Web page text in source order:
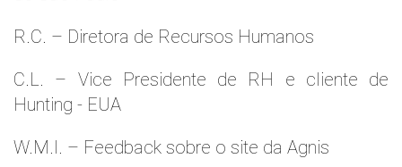
R.C. – Diretora de Recursos Humanos
C.L. – Vice Presidente de RH e cliente de
Hunting - EUA
W.M.l. – Feedback sobre o site da Agnis